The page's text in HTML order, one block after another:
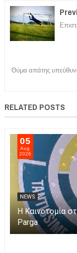
Θύμα απάτης
RELATED POSTS
05
Aug
2026
NEWS
Η Καινοτομία
Parga